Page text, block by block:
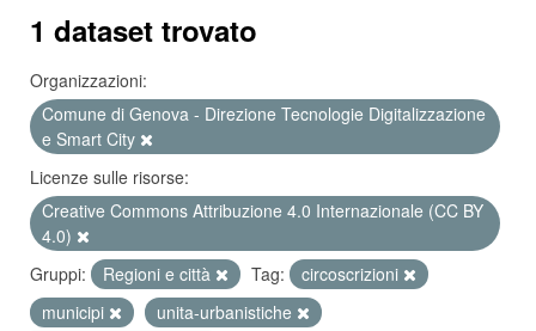
1 dataset trovato
Organizzazioni:
Comune di Genova - Direzione Tecnologie Digitalizzazione
e Smart City
Licenze sulle risorse:
Creative Commons Attribuzione 4.0 Internazionale (CC BY
4.0)
Gruppi:
Regioni e città Tag:
circoscrizioni
municipi
unita-urbanistiche